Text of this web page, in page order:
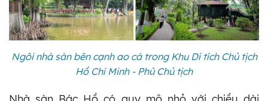
Ngôi nhà sàn bên cạnh ao cá trong Khu Di tích Chủ tịch
Hồ Chí Minh - Phủ Chủ tịch